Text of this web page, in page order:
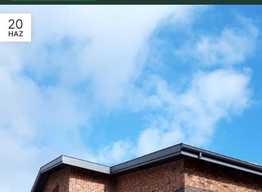
20
HAZ